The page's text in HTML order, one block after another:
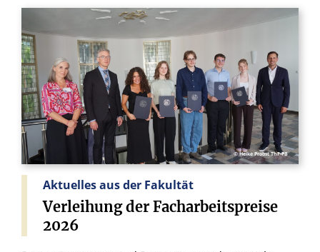
© Heike Probst ThF-PB
Aktuelles aus der Fakultät
Verleihung der Facharbeitspreise
2026